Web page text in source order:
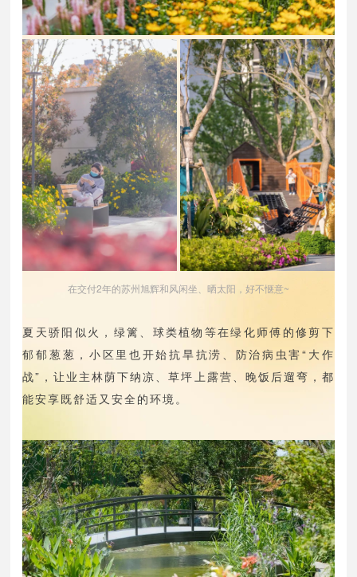
在交付2年的苏州旭辉和风闲坐、晒太阳，好不惬意~
夏天骄阳似火，绿篱、球类植物等在绿化师傅的修剪下
郁郁葱葱，小区里也开始抗旱抗涝、防治病虫害“大作
战”，让业主林荫下纳凉、草坪上露营、晚饭后遛弯，都
能安享既舒适又安全的环境。